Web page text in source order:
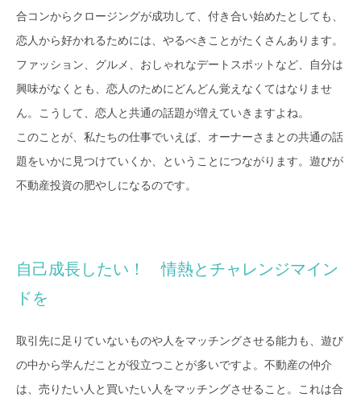
合コンからクロージングが成功して、付き合い始めたとしても、
恋人から好かれるためには、やるべきことがたくさんあります。
ファッション、グルメ、おしゃれなデートスポットなど、自分は
興味がなくとも、恋人のためにどんどん覚えなくてはなりませ
ん。こうして、恋人と共通の話題が増えていきますよね。
このことが、私たちの仕事でいえば、オーナーさまとの共通の話
題をいかに見つけていくか、ということにつながります。遊びが
不動産投資の肥やしになるのです。
自己成長したい！ 情熱とチャレンジマイン
ドを
取引先に足りていないものや人をマッチングさせる能力も、遊び
の中から学んだことが役立つことが多いですよ。不動産の仲介
は、売りたい人と買いたい人をマッチングさせること。これは合